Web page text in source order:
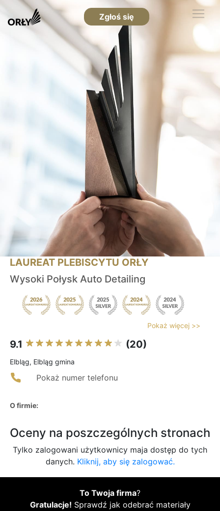
Zgłoś się
LAUREAT PLEBISCYTU ORŁY
Wysoki Połysk Auto Detailing
Pokaż więcej >>
9.1 (20)
Elbląg, Elbląg gmina
Pokaż numer telefonu
O firmie:
Oceny na poszczególnych stronach
Tylko zalogowani użytkownicy maja dostęp do tych
danych. Kliknij, aby się zalogować.
To Twoja firma?
Gratulacje! Sprawdź jak odebrać materiały